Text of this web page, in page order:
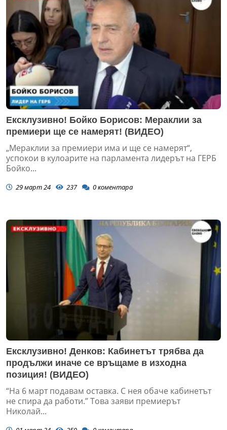
Ексклузивно! Бойко Борисов: Мераклии за
премиери ще се намерят! (ВИДЕО)
„Мераклии за премиери има и ще се намерят“,
успокои в кулоарите на парламента лидерът на ГЕРБ
Бойко...
29 март 24 237 0коментара
Ексклузивно! Денков: Кабинетът трябва да
продължи иначе се връщаме в изходна
позиция! (ВИДЕО)
“На 6 март подавам оставка. С нея обаче кабинетът
не спира да работи.” Това заяви премиерът
Николай...